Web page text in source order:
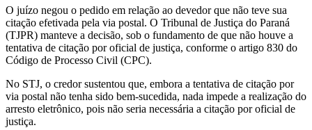
O juízo negou o pedido em relação ao devedor que não teve sua
citação efetivada pela via postal. O Tribunal de Justiça do Paraná
(TJPR) manteve a decisão, sob o fundamento de que não houve a
tentativa de citação por oficial de justiça, conforme o artigo 830 do
Código de Processo Civil (CPC).
No STJ, o credor sustentou que, embora a tentativa de citação por
via postal não tenha sido bem-sucedida, nada impede a realização do
arresto eletrônico, pois não seria necessária a citação por oficial de
justiça.